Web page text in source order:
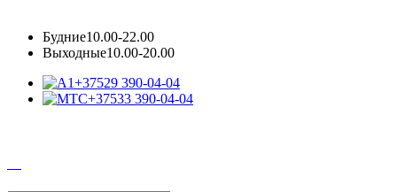
Будние10.00-22.00
Выходные10.00-20.00
+37529 390-04-04
+37533 390-04-04